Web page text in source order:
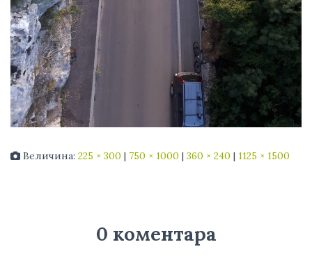
Величина: 225 × 300 | 750 × 1000 | 360 × 240 | 1125 × 1500
0 коментара